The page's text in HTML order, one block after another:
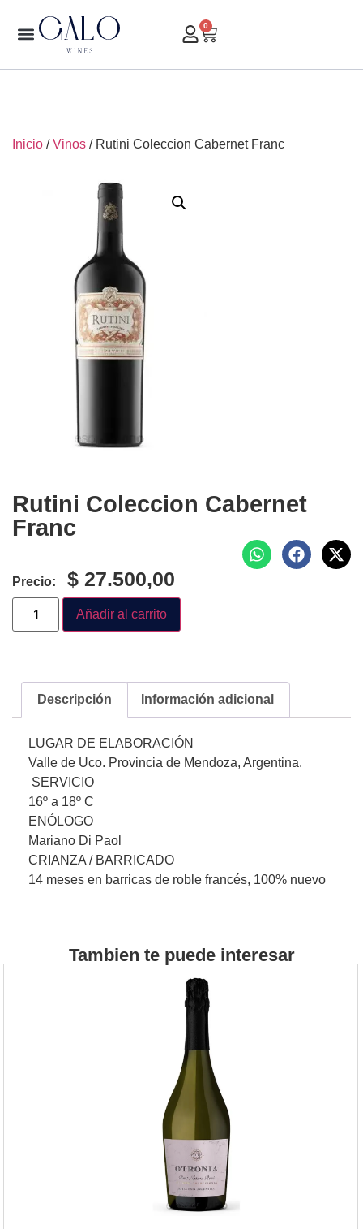
0
Inicio /Vinos / Rutini Coleccion Cabernet Franc
Rutini Coleccion Cabernet
Franc
Precio: $ 27.500,00
Añadir al carrito
Descripción Información adicional
LUGAR DE ELABORACIÓN
Valle de Uco. Provincia de Mendoza, Argentina.
SERVICIO
16º a 18º C
ENÓLOGO
Mariano Di Paol
CRIANZA / BARRICADO
14 meses en barricas de roble francés, 100% nuevo
Tambien te puede interesar